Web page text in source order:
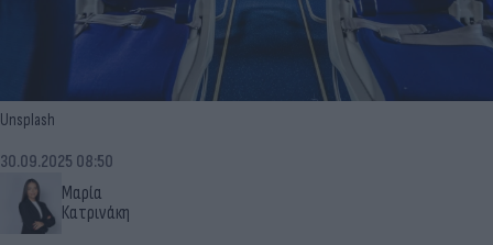
Unsplash
Μαρία
Κατρινάκη
30.09.2025 08:50